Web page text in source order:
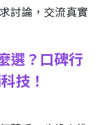
討論，交流真實
選？口碑行
技！